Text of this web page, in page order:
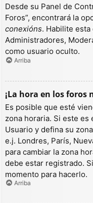
Desde su Panel de
Foros”, encontrará la
conexións. Habilite
Administradores,
como usuario oculto.
Arriba
¡La hora en los foros
Es posible que esté
zona horaria. Si este es
Usuario y defina su
e.j. Londres, París,
para cambiar la zona
debe estar registrado.
momento para hacerlo.
Arriba